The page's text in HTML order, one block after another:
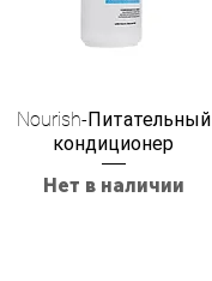
Nourish-Питательный
кондиционер
Нет в наличии